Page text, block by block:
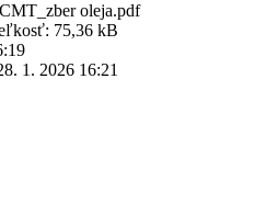
oleja.pdf
75,36 kB
1. 2026 16:21